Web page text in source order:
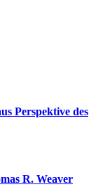
Perspektive des
R. Weaver